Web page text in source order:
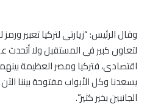
وقال الرئيس: “زيارتى لتركيا تعبير
لتعاون كبير فى المستقبل ولا
اقتصادى، فتركيا ومصر العظيمة
يسعدنا وكل الأبواب مفتوحة بيننا
الجانبين بخير كثير”.